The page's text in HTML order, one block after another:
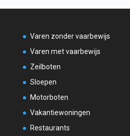
Varen zonder vaarbewijs
Varen met vaarbewijs
Zeilboten
Sloepen
Motorboten
Vakantiewoningen
Restaurants